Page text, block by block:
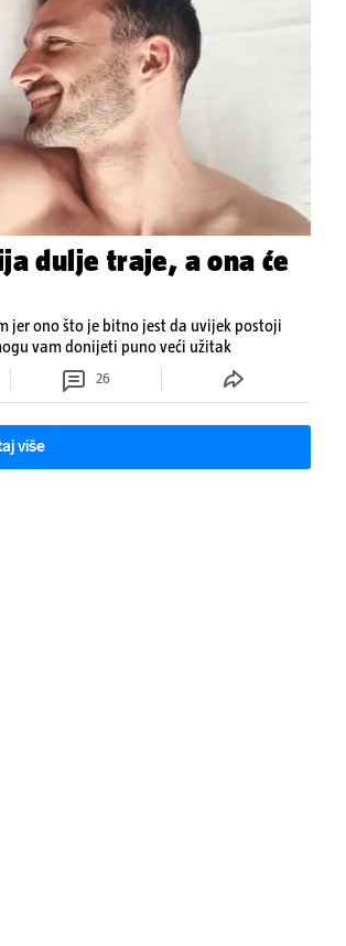
dulje traje, a ona će
jer ono što je bitno jest da uvijek postoji
vam donijeti puno veći užitak
26
više